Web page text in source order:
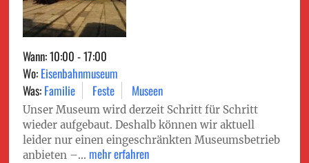
Wann: 10:00 - 17:00
Wo: Eisenbahnmuseum
Was: Familie Feste Museen
Unser Museum wird derzeit Schritt für Schritt
wieder aufgebaut. Deshalb können wir aktuell
leider nur einen eingeschränkten Museumsbetrieb
anbieten –... mehr erfahren